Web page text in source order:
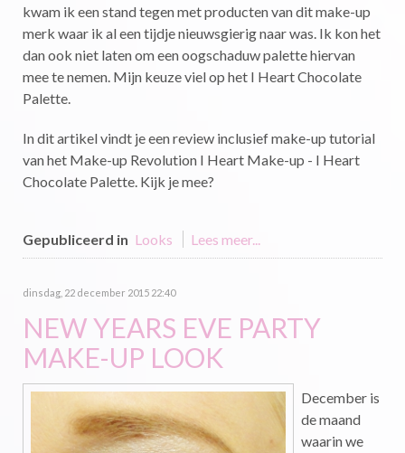
kwam ik een stand tegen met producten van dit make-up
merk waar ik al een tijdje nieuwsgierig naar was. Ik kon het
dan ook niet laten om een oogschaduw palette hiervan
mee te nemen. Mijn keuze viel op het I Heart Chocolate
Palette.
In dit artikel vindt je een review inclusief make-up tutorial
van het Make-up Revolution I Heart Make-up - I Heart
Chocolate Palette. Kijk je mee?
Gepubliceerd in Looks Lees meer...
dinsdag, 22 december 2015 22:40
NEW YEARS EVE PARTY
MAKE-UP LOOK
December is
de maand
waarin we